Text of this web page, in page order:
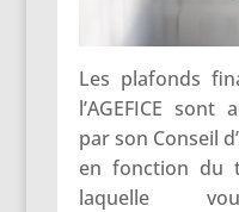
Les plafonds
l’AGEFICE
par son Conseil
en fonction du
laquelle